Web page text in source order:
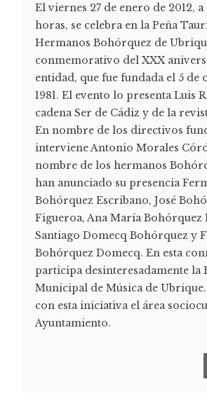
El viernes 27 de enero de 2012, a
horas, se celebra en la Peña
Hermanos Bohórquez de
conmemorativo del XXX
entidad, que fue fundada el 5 de
1981. El evento lo presenta Luis
cadena Ser de Cádiz y de la
En nombre de los directivos
interviene Antonio Morales
nombre de los hermanos
han anunciado su presencia
Bohórquez Escribano, José
Figueroa, Ana María Bohórquez
Santiago Domecq Bohórquez y
Bohórquez Domecq. En esta
participa desinteresadamente la
Municipal de Música de
con esta iniciativa el área
Ayuntamiento.